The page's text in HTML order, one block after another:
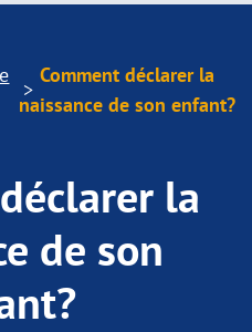
Comment déclarer la
naissance de son enfant?
la
de son